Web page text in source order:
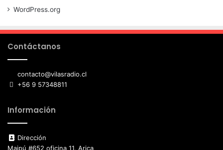
WordPress.org
Contáctanos
contacto@vilasradio.cl
+56 9 57348811
Información
Dirección
Maipú #652 oficina 11, Arica